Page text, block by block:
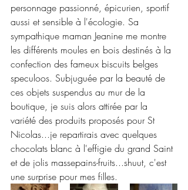
personnage passionné, épicurien, sportif
aussi et sensible à l'écologie. Sa
sympathique maman Jeanine me montre
les différents moules en bois destinés à la
confection des fameux biscuits belges
speculoos. Subjuguée par la beauté de
ces objets suspendus au mur de la
boutique, je suis alors attirée par la
variété des produits proposés pour St
Nicolas...je repartirais avec quelques
chocolats blanc à l'effigie du grand Saint
et de jolis massepains-fruits...shuut, c'est
une surprise pour mes filles.